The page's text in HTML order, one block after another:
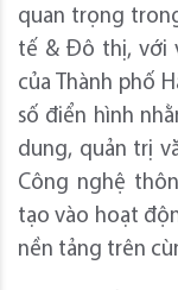
quan trọng
tế & Đô thị, với
của Thành phố
số điển hình
dung, quản trị
Công nghệ
tạo vào hoạt
nền tảng trên